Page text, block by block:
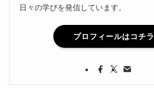
日々の学びを発信しています。
プロフィールはコチラ